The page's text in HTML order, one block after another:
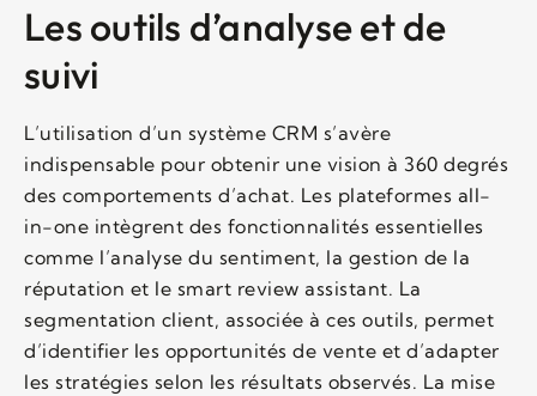
Les outils d’analyse et de
suivi
L’utilisation d’un système CRM s’avère
indispensable pour obtenir une vision à 360 degrés
des comportements d’achat. Les plateformes all-
in-one intègrent des fonctionnalités essentielles
comme l’analyse du sentiment, la gestion de la
réputation et le smart review assistant. La
segmentation client, associée à ces outils, permet
d’identifier les opportunités de vente et d’adapter
les stratégies selon les résultats observés. La mise